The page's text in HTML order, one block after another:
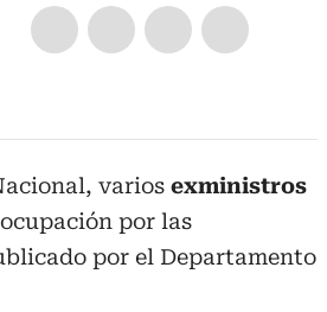
varios exministros
por las
por el Departamento